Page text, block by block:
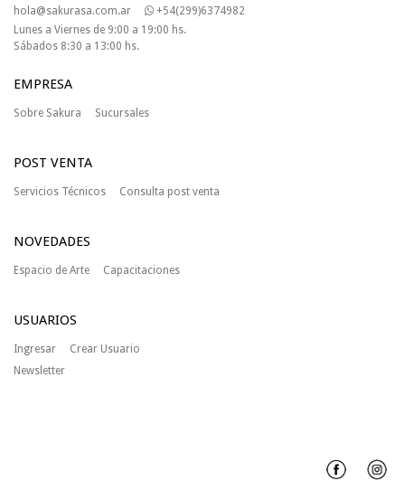
hola@sakurasa.com.ar
+54(299)6374982
Lunes a Viernes de 9:00 a 19:00 hs.
Sábados 8:30 a 13:00 hs.
EMPRESA
Sobre Sakura Sucursales
POST VENTA
Servicios Técnicos Consulta post venta
NOVEDADES
Espacio de Arte Capacitaciones
USUARIOS
Ingresar
Crear Usuario
Newsletter